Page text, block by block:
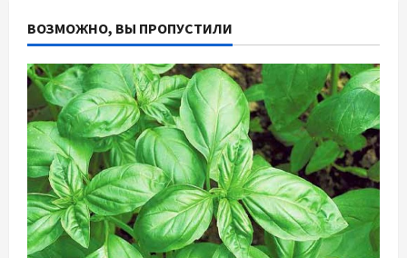
ВОЗМОЖНО, ВЫ ПРОПУСТИЛИ